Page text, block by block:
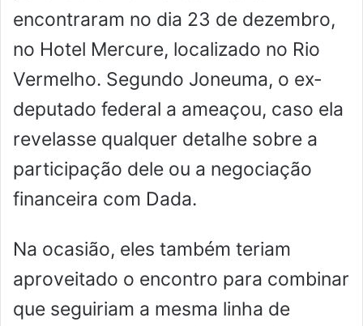
encontraram no dia 23 de dezembro,
no Hotel Mercure, localizado no Rio
Vermelho. Segundo Joneuma, o ex-
deputado federal a ameaçou, caso ela
revelasse qualquer detalhe sobre a
participação dele ou a negociação
financeira com Dada.
Na ocasião, eles também teriam
aproveitado o encontro para combinar
que seguiriam a mesma linha de